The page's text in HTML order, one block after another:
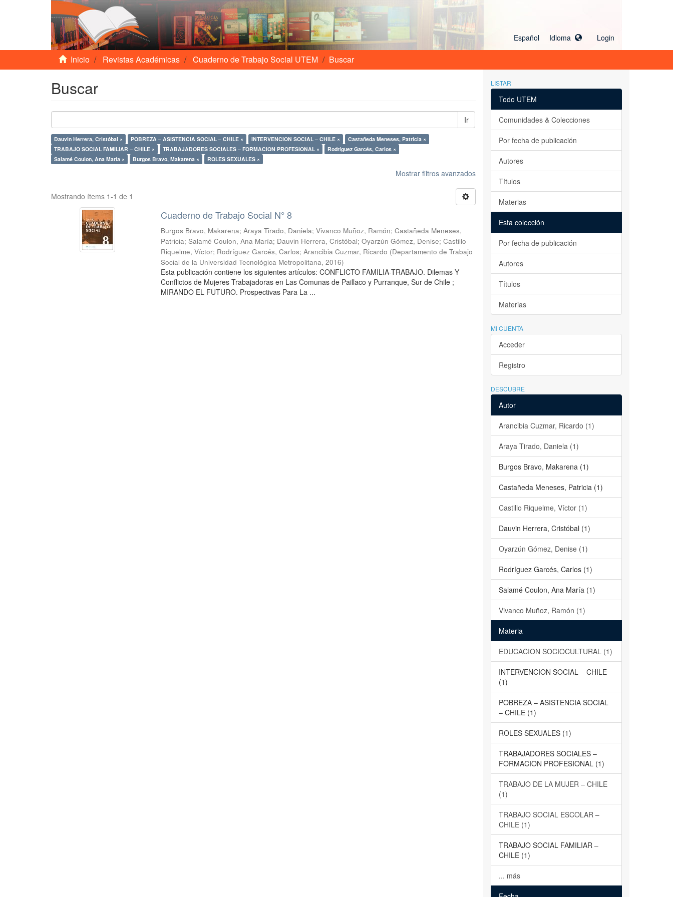
Español Idioma Login
Inicio Revistas Académicas Cuaderno de Trabajo Social UTEM Buscar
Buscar
Ir
Dauvin Herrera, Cristóbal × POBREZA – ASISTENCIA SOCIAL – CHILE × INTERVENCION SOCIAL – CHILE ×
Castañeda Meneses, Patricia ×
TRABAJO SOCIAL FAMILIAR – CHILE ×
TRABAJADORES SOCIALES – FORMACION PROFESIONAL ×
Rodríguez Garcés, Carlos ×
Salamé Coulon, Ana María ×
Burgos Bravo, Makarena × ROLES SEXUALES ×
Mostrar filtros avanzados
Mostrando ítems 1-1 de 1
Cuaderno de Trabajo Social N° 8
Burgos Bravo, Makarena;Araya Tirado, Daniela;Vivanco Muñoz, Ramón;Castañeda Meneses,
Patricia;Salamé Coulon, Ana María; Dauvin Herrera, Cristóbal;Oyarzún Gómez, Denise;Castillo
Riquelme, Víctor; Rodríguez Garcés, Carlos;Arancibia Cuzmar, Ricardo (Departamento de Trabajo
Social de la Universidad Tecnológica Metropolitana,2016)
Esta publicación contiene los siguientes artículos: CONFLICTO FAMILIA-TRABAJO. Dilemas Y
Conflictos de Mujeres Trabajadoras en Las Comunas de Paillaco y Purranque, Sur de Chile ;
MIRANDO EL FUTURO. Prospectivas Para La ...
LISTAR
Todo UTEM
Comunidades & Colecciones
Por fecha de publicación
Autores
Títulos
Materias
Esta colección
Por fecha de publicación
Autores
Títulos
Materias
MI CUENTA
Acceder
Registro
DESCUBRE
Autor
Arancibia Cuzmar, Ricardo (1)
Araya Tirado, Daniela (1)
Burgos Bravo, Makarena (1)
Castañeda Meneses, Patricia (1)
Castillo Riquelme, Víctor (1)
Dauvin Herrera, Cristóbal (1)
Oyarzún Gómez, Denise (1)
Rodríguez Garcés, Carlos (1)
Salamé Coulon, Ana María (1)
Vivanco Muñoz, Ramón (1)
Materia
EDUCACION SOCIOCULTURAL (1)
INTERVENCION SOCIAL – CHILE
(1)
POBREZA – ASISTENCIA SOCIAL
– CHILE (1)
ROLES SEXUALES (1)
TRABAJADORES SOCIALES –
FORMACION PROFESIONAL (1)
TRABAJO DE LA MUJER – CHILE
(1)
TRABAJO SOCIAL ESCOLAR –
CHILE (1)
TRABAJO SOCIAL FAMILIAR –
CHILE (1)
... más